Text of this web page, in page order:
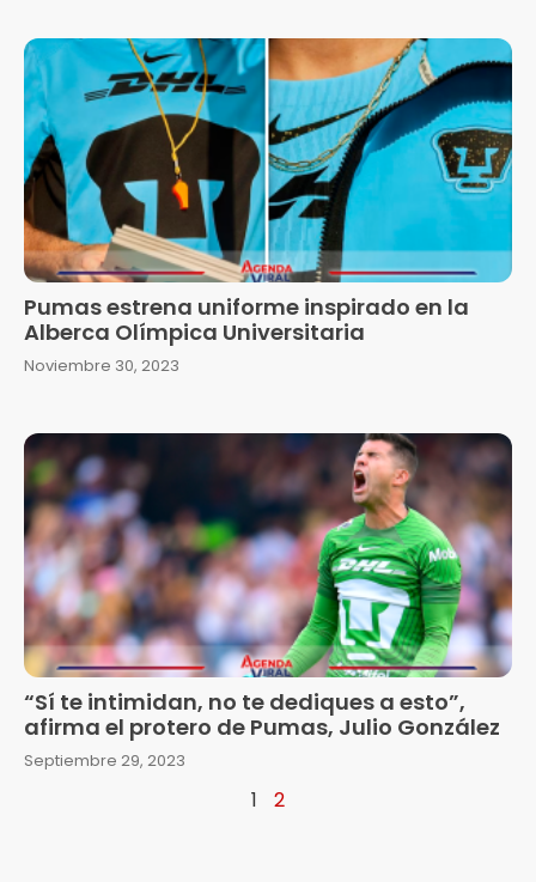
Pumas estrena uniforme inspirado en la
Alberca Olímpica Universitaria
Noviembre 30, 2023
“Sí te intimidan, no te dediques a esto”,
afirma el protero de Pumas, Julio González
Septiembre 29, 2023
1 2